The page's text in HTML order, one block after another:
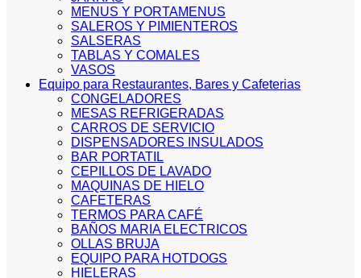
MENUS Y PORTAMENUS
SALEROS Y PIMIENTEROS
SALSERAS
TABLAS Y COMALES
VASOS
Equipo para Restaurantes, Bares y Cafeterias
CONGELADORES
MESAS REFRIGERADAS
CARROS DE SERVICIO
DISPENSADORES INSULADOS
BAR PORTATIL
CEPILLOS DE LAVADO
MAQUINAS DE HIELO
CAFETERAS
TERMOS PARA CAFÉ
BAÑOS MARIA ELECTRICOS
OLLAS BRUJA
EQUIPO PARA HOTDOGS
HIELERAS